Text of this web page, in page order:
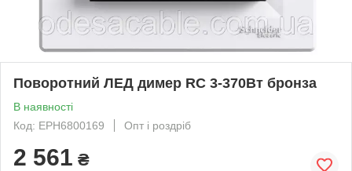
Поворотний ЛЕД димер RC 3-370Вт бронза
В наявності
Код: EPH6800169
Опт і роздріб
2 561 ₴